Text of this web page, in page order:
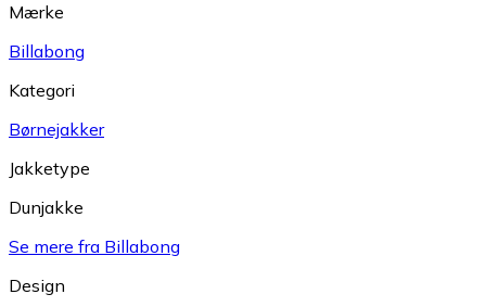
Mærke
Billabong
Kategori
Børnejakker
Jakketype
Dunjakke
Se mere fra Billabong
Design